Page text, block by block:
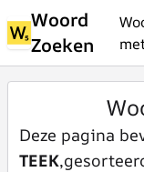
Woord
Zoeken
Deze pagina
TEEK